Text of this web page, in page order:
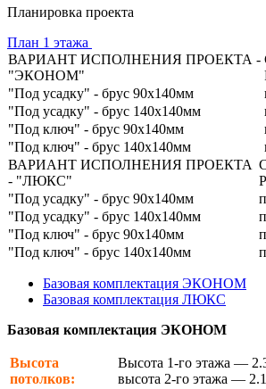
Планировка проекта
План 1 этажа
ВАРИАНТ ИСПОЛНЕНИЯ ПРОЕКТА -
"ЭКОНОМ"
"Под усадку" - брус 90х140мм
"Под усадку" - брус 140х140мм
"Под ключ" - брус 90х140мм
"Под ключ" - брус 140х140мм
ВАРИАНТ ИСПОЛНЕНИЯ ПРОЕКТА
- "ЛЮКС"
"Под усадку" - брус 90х140мм
"Под усадку" - брус 140х140мм
"Под ключ" - брус 90х140мм
"Под ключ" - брус 140х140мм
Базовая комплектация ЭКОНОМ
Базовая комплектация ЛЮКС
Базовая комплектация ЭКОНОМ
Высота
потолков:
Высота 1-го этажа —
высота 2-го этажа —